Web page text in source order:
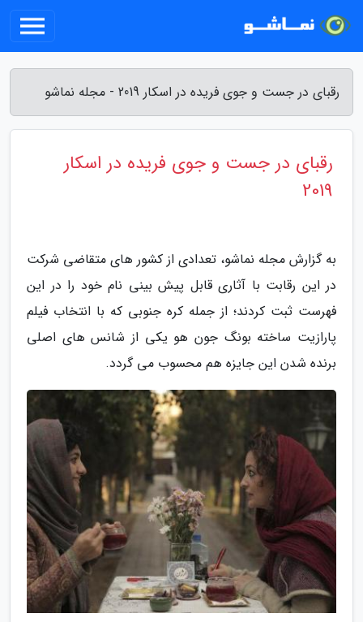
رقبای در جست و جوی فریده در اسکار 2019 - مجله نماشو
رقبای در جست و جوی فریده در اسکار
2019
به گزارش مجله نماشو، تعدادی از کشور های متقاضی شرکت
در این رقابت با آثاری قابل پیش بینی نام خود را در این
فهرست ثبت کردند؛ از جمله کره جنوبی که با انتخاب فیلم
پارازیت ساخته بونگ جون هو یکی از شانس های اصلی
برنده شدن این جایزه هم محسوب می گردد.